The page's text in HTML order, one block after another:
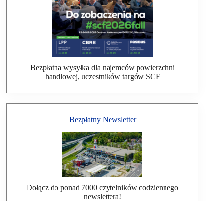
Bezpłatna wysyłka dla najemców powierzchni
handlowej, uczestników targów SCF
Bezpłatny Newsletter
Dołącz do ponad 7000 czytelników codziennego
newslettera!